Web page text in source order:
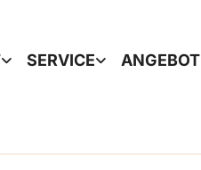
SERVICE ANGEBOT